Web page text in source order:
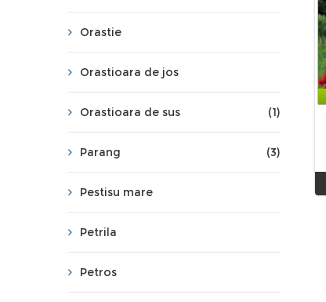
Orastie
Orastioara de jos
Orastioara de sus (1)
Parang (3)
Pestisu mare
Petrila
Petros